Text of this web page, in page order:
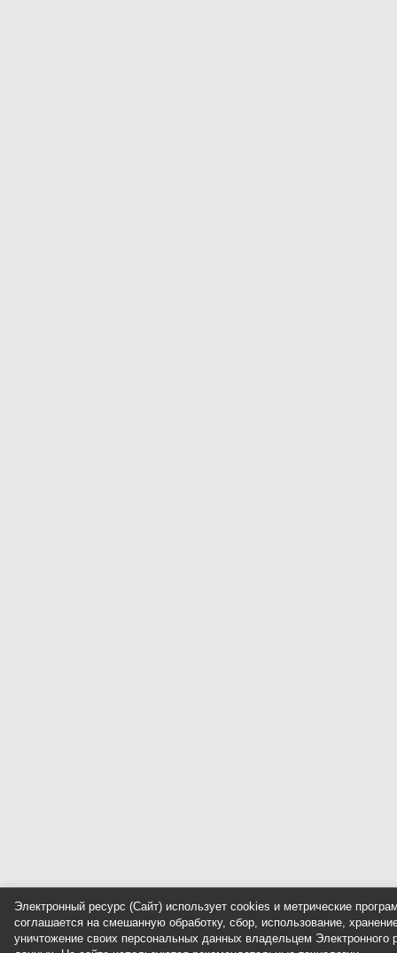
Электронный ресурс (Сайт) использует cookies и метрические
соглашается на смешанную обработку, сбор, использование,
уничтожение своих персональных данных владельцем Электронного